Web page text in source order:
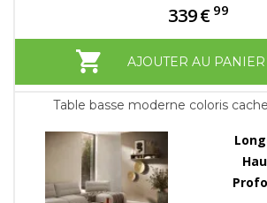
339€ 99
AJOUTER AU PANIER
Table basse moderne coloris